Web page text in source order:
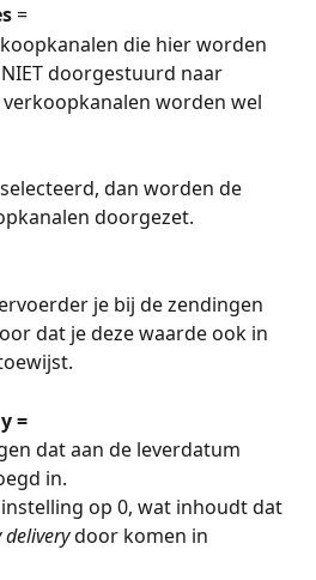
=
die hier worden
doorgestuurd naar
worden wel
dan worden de
doorgezet.
je bij de zendingen
dat je deze waarde ook in
=
dat aan de leverdatum
in.
op 0, wat inhoudt dat
delivery door komen in